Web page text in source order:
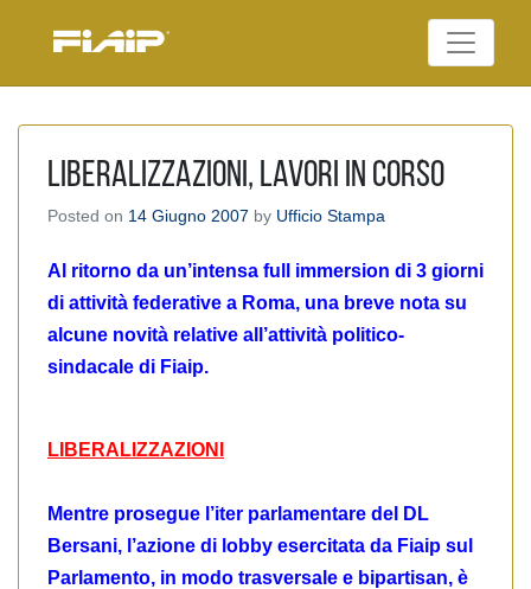
Federazione Italiana
LIBERALIZZAZIONI, LAVORI IN CORSO
Posted on 14 Giugno 2007 by Ufficio Stampa
Al ritorno da un’intensa full immersion di 3 giorni
di attività federative a Roma, una breve nota su
alcune novità relative all’attività politico-
sindacale di Fiaip.
LIBERALIZZAZIONI
Mentre prosegue l’iter parlamentare del DL
Bersani, l’azione di lobby esercitata da Fiaip sul
Parlamento, in modo trasversale e bipartisan, è